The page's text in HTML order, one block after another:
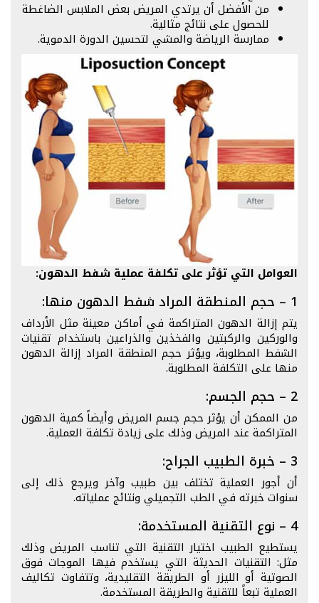
من الأفضل أن يرتدي المريض بعض الملابس الضاغطة
للحصول على نتائج مثالية.
ممارسة الرياضة والمشي لتحسين الدورة الدموية.
العوامل التي تؤثر على تكلفة عملية شفط الدهون:
1 – حجم المنطقة المراد شفط الدهون منها:
يتم إزالة الدهون المتراكمة في أماكن معينة مثل الأرداف
والوركين والركبتين والفخذين والذراعين باستخدام تقنيات
الشفط المطلوبة، ويؤثر حجم المنطقة المراد إزالة الدهون
منها على التكلفة المطلوبة.
2 – حجم الجسم:
من الممكن أن يؤثر حجم جسم المريض وأيضاً كمية الدهون
المتراكمة عند المريض وذلك على زيادة تكلفة العملية.
3 – خبرة الطبيب الجراح:
أن أجور العملية تختلف بين طبيب وآخر ويرجع ذلك إلى
سنوات خبرته في الطب التجميلي ونتائج عملياته.
4 – نوع التقنية المستخدمة:
يستطيع الطبيب اختيار التقنية التي تناسب المريض وذلك
مثل: التقنيات الحديثة التي يستخدم فيها الموجات فوق
الصوتية أو الليزر أو الطريقة التقليدية، وتتفاوت تكاليف
العملية تبعاً للتقنية والطريقة المستخدمة.